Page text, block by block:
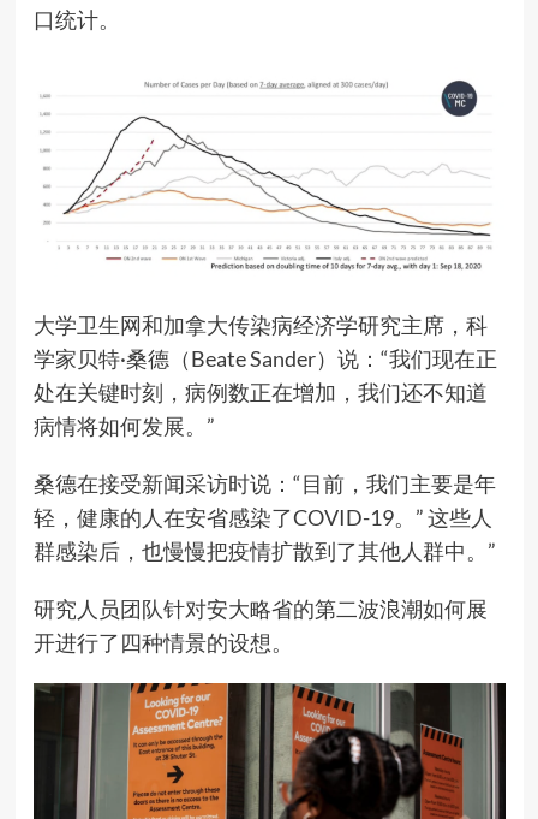
口统计。
大学卫生网和加拿大传染病经济学研究主席，科
学家贝特·桑德（Beate Sander）说：“我们现在正
处在关键时刻，病例数正在增加，我们还不知道
病情将如何发展。”
桑德在接受新闻采访时说：“目前，我们主要是年
轻，健康的人在安省感染了COVID-19。” 这些人
群感染后，也慢慢把疫情扩散到了其他人群中。”
研究人员团队针对安大略省的第二波浪潮如何展
开进行了四种情景的设想。